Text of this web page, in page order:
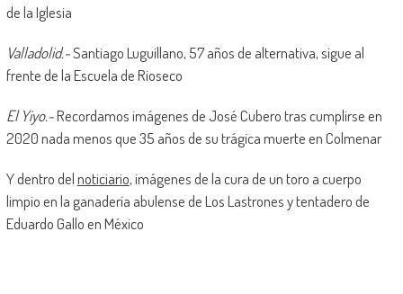
de la Iglesia
Valladolid.-Santiago Luguillano, 57 años de alternativa, sigue al
frente de la Escuela de Rioseco
El Yiyo.-Recordamos imágenes de José Cubero tras cumplirse en
2020 nada menos que 35 años de su trágica muerte en Colmenar
Y dentro delnoticiario, imágenes de la cura de un toro a cuerpo
limpio en la ganadería abulense de Los Lastrones y tentadero de
Eduardo Gallo en México